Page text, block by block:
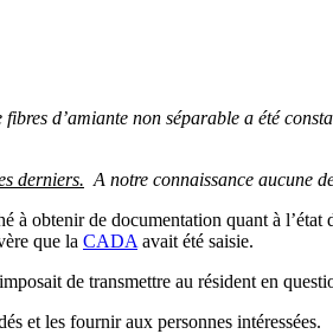
fibres d’amiante non séparable a été
derniers. A notre connaissance aucune
obtenir de documentation quant à l’état
que la CADAavait été saisie.
de transmettre au résident en
et les fournir aux personnes intéressées.